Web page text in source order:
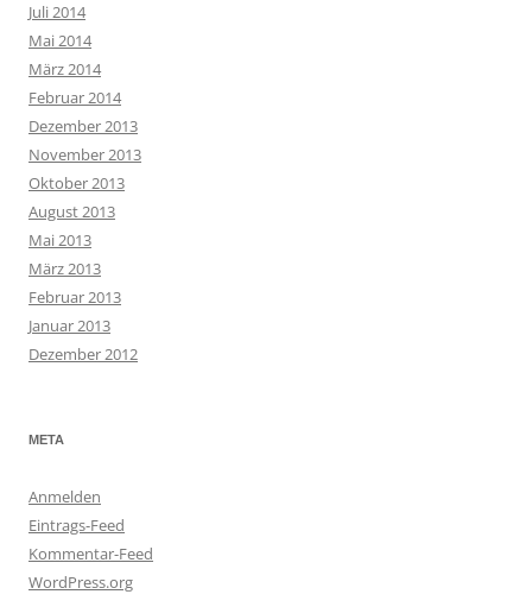
Juli 2014
Mai 2014
März 2014
Februar 2014
Dezember 2013
November 2013
Oktober 2013
August 2013
Mai 2013
März 2013
Februar 2013
Januar 2013
Dezember 2012
META
Anmelden
Eintrags-Feed
Kommentar-Feed
WordPress.org